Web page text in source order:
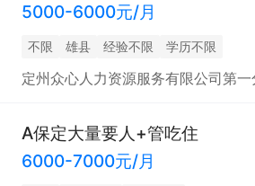
5000-6000元/月
不限 雄县 经验不限 学历不限
定州众心人力资源服务有限公司第一
A保定大量要人+管吃住
6000-7000元/月